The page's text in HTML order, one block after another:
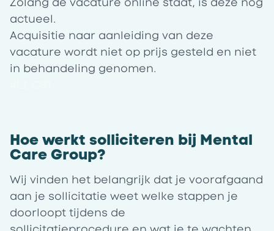
actueel.
Acquisitie naar aanleiding van deze
vacature wordt niet op prijs gesteld en niet
in behandeling genomen.
Hoe werkt solliciteren bij Mental
Care Group?
Wij vinden het belangrijk dat je voorafgaand
aan je sollicitatie weet welke stappen je
doorloopt tijdens de